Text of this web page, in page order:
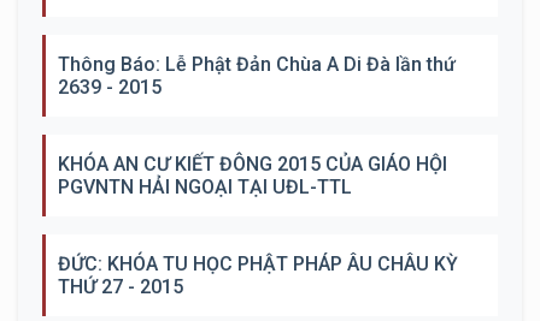
Thông Báo: Lễ Phật Đản Chùa A Di Đà lần thứ
2639 - 2015
KHÓA AN CƯ KIẾT ĐÔNG 2015 CỦA GIÁO HỘI
PGVNTN HẢI NGOẠI TẠI UĐL-TTL
ĐỨC: KHÓA TU HỌC PHẬT PHÁP ÂU CHÂU KỲ
THỨ 27 - 2015